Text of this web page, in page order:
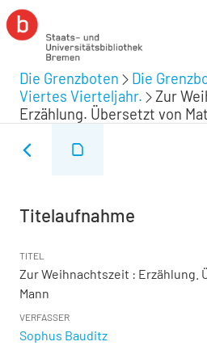
Die Grenzboten Die
Viertes Vierteljahr.
Zur
Erzählung. Übersetzt von
Titelaufnahme
TITEL
Zur Weihnachtszeit : Erzählung.
Mann
VERFASSER
Sophus Bauditz